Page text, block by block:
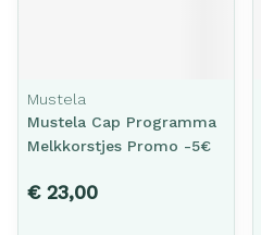
Mustela
Mustela Cap Programma
Melkkorstjes Promo -5€
€ 23,00